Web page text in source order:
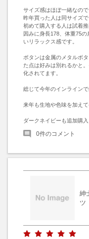
サイズ感はほぼ一緒なの
昨年買った人は同サイズで
初めて購入する人は試着推
因みに身長178、体重75
いリラックス感です。
ボタンは金属のメタルボ
た点は好みは別れるかと
化されてます。
総じて今年のインライン
来年も生地や色味を加え
ダークネイビーも追加購入
0件のコメント
紳
ツ